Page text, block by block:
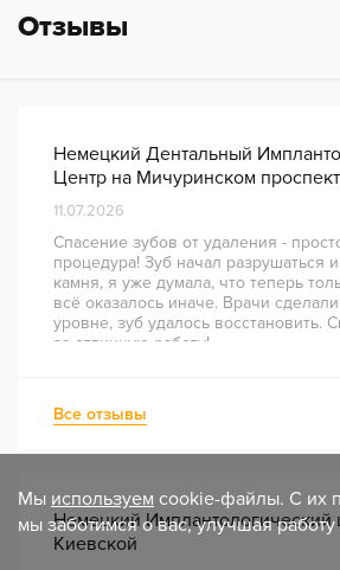
Отзывы
Немецкий Дентальный
Центр на Мичуринском
11.07.2026
Спасение зубов от удаления -
процедура! Зуб начал разрушаться
камня, я уже думала, что теперь
всё оказалось иначе. Врачи
уровне, зуб удалось восстановить.
за отличную работу!
Все отзывы
Немецкий Имплантологический
Киевской
Мы используем cookie-файлы. С их
мы заботимся о вас, улучшая работу